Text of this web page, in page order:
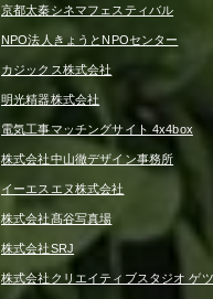
京都太秦シネマフェスティバル
NPO法人きょうとNPOセンター
カジックス株式会社
明光精器株式会社
電気工事マッチングサイト 4x4box
株式会社中山徹デザイン事務所
イーエスエヌ株式会社
株式会社髙谷写真場
株式会社SRJ
株式会社クリエイティブスタジオ ゲ